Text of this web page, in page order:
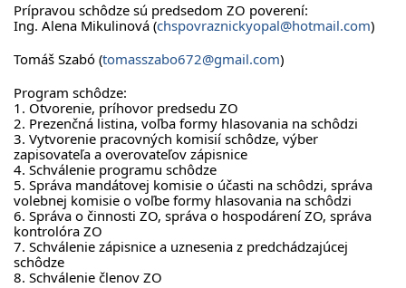
Prípravou schôdze sú predsedom ZO poverení:
Ing. Alena Mikulinová (chspovraznickyopal@hotmail.com)
Tomáš Szabó (tomasszabo672@gmail.com)
Program schôdze:
1. Otvorenie, príhovor predsedu ZO
2. Prezenčná listina, voľba formy hlasovania na schôdzi
3. Vytvorenie pracovných komisií schôdze, výber
zapisovateľa a overovateľov zápisnice
4. Schválenie programu schôdze
5. Správa mandátovej komisie o účasti na schôdzi, správa
volebnej komisie o voľbe formy hlasovania na schôdzi
6. Správa o činnosti ZO, správa o hospodárení ZO, správa
kontrolóra ZO
7. Schválenie zápisnice a uznesenia z predchádzajúcej
schôdze
8. Schválenie členov ZO